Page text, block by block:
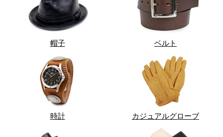
帽子 ベルト
時計 カジュアルグローブ